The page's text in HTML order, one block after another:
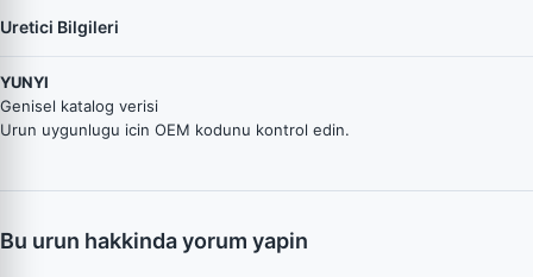
Uretici Bilgileri
YUNYI
Genisel katalog verisi
Urun uygunlugu icin OEM kodunu kontrol edin.
Bu urun hakkinda yorum yapin